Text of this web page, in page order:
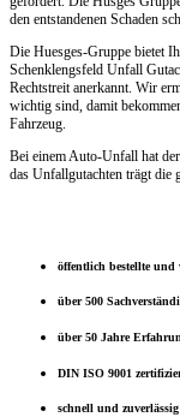
den entstandenen Schaden
Die Huesges-Gruppe bietet
Schenklengsfeld Unfall
Rechtstreit anerkannt. Wir
wichtig sind, damit
Fahrzeug.
Bei einem Auto-Unfall hat
das Unfallgutachten trägt die
öffentlich bestellte und
über 500
über 50 Jahre
DIN ISO 9001
schnell und zuverlässig